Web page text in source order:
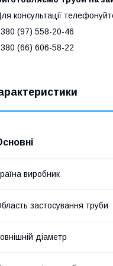
консультації
(97) 558-20-46
(66) 606-58-22
виробник
застосування труби
діаметр